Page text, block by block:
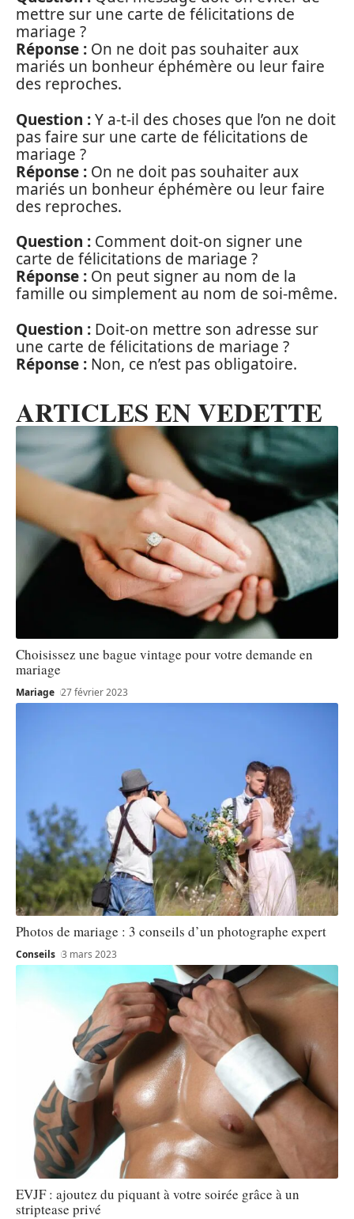
mettre sur une carte de félicitations de
mariage ?
Réponse : On ne doit pas souhaiter aux
mariés un bonheur éphémère ou leur faire
des reproches.
Question :Y a-t-il des choses que l’on ne doit
pas faire sur une carte de félicitations de
mariage ?
Réponse : On ne doit pas souhaiter aux
mariés un bonheur éphémère ou leur faire
des reproches.
Question : Comment doit-on signer une
carte de félicitations de mariage ?
Réponse : On peut signer au nom de la
famille ou simplement au nom de soi-même.
Question : Doit-on mettre son adresse sur
une carte de félicitations de mariage ?
Réponse : Non, ce n’est pas obligatoire.
ARTICLES EN VEDETTE
Choisissez une bague vintage pour votre demande en
mariage
Mariage 27 février 2023
Photos de mariage : 3 conseils d’un photographe expert
Conseils 3 mars 2023
EVJF : ajoutez du piquant à votre soirée grâce à un
striptease privé